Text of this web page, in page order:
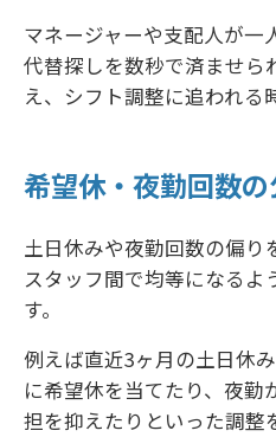
マネージャーや支配人が一
代替探しを数秒で済ませら
え、シフト調整に追われる
希望休・夜勤回数
土日休みや夜勤回数の偏り
スタッフ間で均等になる
す。
例えば直近3ヶ月の土日休
に希望休を当てたり、夜勤
担を抑えたりといった調整